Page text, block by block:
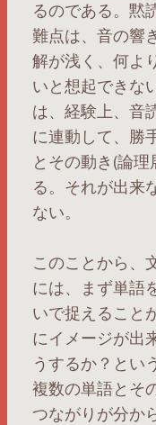
るのである。黙
難点は、音の響
解が浅く、何よ
いと想起できな
は、経験上、音
に連動して、勝
とその動き(論
る。それが出来
ない。
このことから、
には、まず単語
いで捉えること
にイメージが出
うするか？とい
複数の単語とそ
つながりが分か